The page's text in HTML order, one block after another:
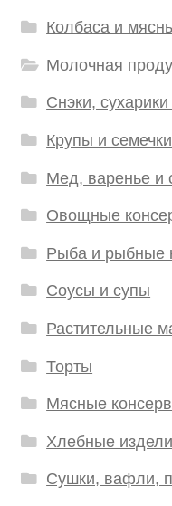
Колбаса и
Молочная
Снэки,
Крупы и семечки
Мед, варенье и
Овощные
Рыба и рыбные
Соусы и супы
Растительные
Торты
Мясные
Хлебные
Сушки, вафли,